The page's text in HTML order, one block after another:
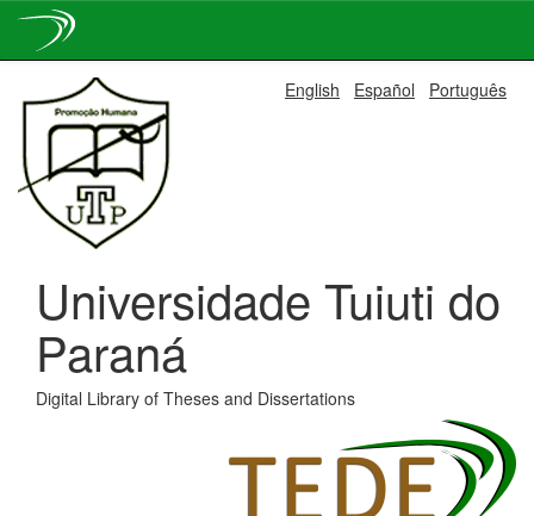
navigation
English Español Português
Universidade Tuiuti do
Paraná
Digital Library of Theses and Dissertations